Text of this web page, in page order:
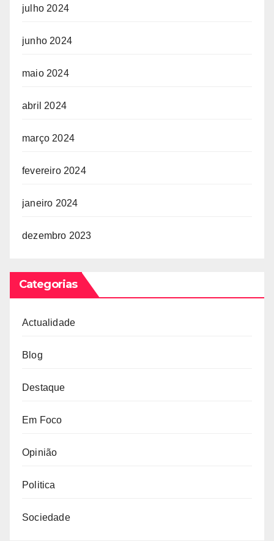
julho 2024
junho 2024
maio 2024
abril 2024
março 2024
fevereiro 2024
janeiro 2024
dezembro 2023
Categorias
Actualidade
Blog
Destaque
Em Foco
Opinião
Politica
Sociedade